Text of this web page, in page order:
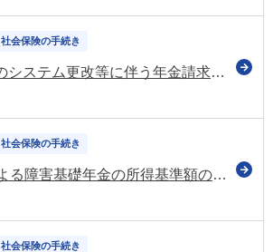
社会保険の手続き
各地方公共団体のシステム更改等に伴う年金請求書等の審査への影響 令和8年7月21日の時点においても処理に1～2週間程度の遅れ（日本年金機構）
社会保険の手続き
20歳前の傷病による障害基礎年金の所得基準額の改定（令和8年10月～）などに関する通達を公表（厚労省）
社会保険の手続き